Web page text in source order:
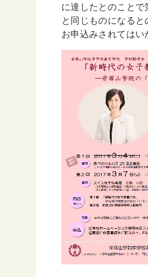
に達したとのこと
と同じものになる
お申込みされてはい